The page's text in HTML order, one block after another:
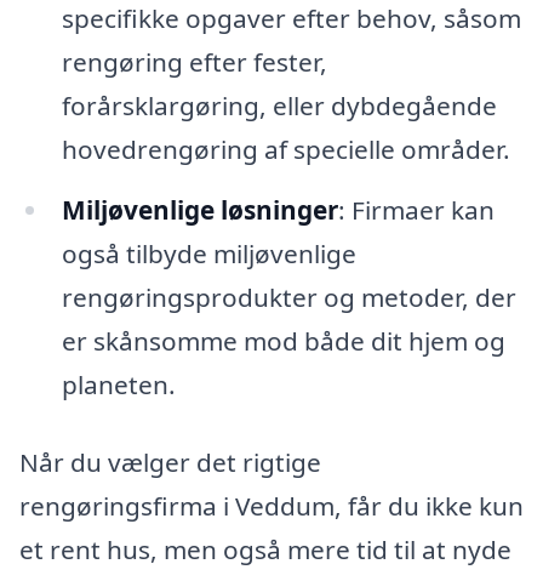
specifikke opgaver efter behov, såsom
rengøring efter fester,
forårsklargøring, eller dybdegående
hovedrengøring af specielle områder.
Miljøvenlige løsninger: Firmaer kan
også tilbyde miljøvenlige
rengøringsprodukter og metoder, der
er skånsomme mod både dit hjem og
planeten.
Når du vælger det rigtige
rengøringsfirma i Veddum, får du ikke kun
et rent hus, men også mere tid til at nyde